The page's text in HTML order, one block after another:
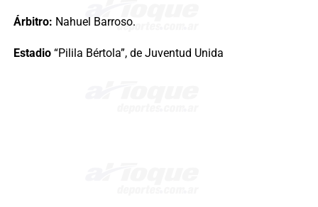
Árbitro: Nahuel Barroso.
Estadio “Pilila Bértola”, de Juventud Unida